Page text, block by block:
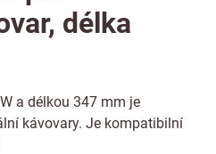
délka
a délkou 347 mm je
kávovary. Je kompatibilní